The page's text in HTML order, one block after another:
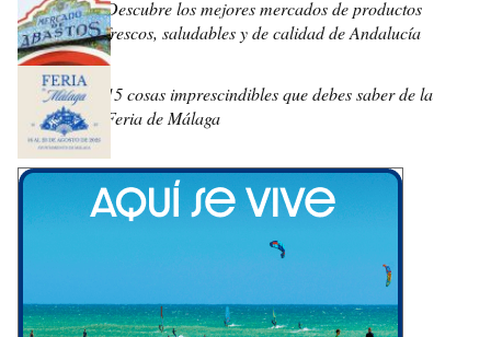
Descubre los mejores mercados de productos
frescos, saludables y de calidad de Andalucía
15 cosas imprescindibles que debes saber de la
Feria de Málaga